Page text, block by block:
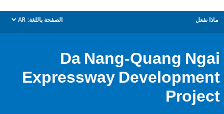
الصفحة باللغة: AR
dropdown
Da Nang-Quang
Expressway